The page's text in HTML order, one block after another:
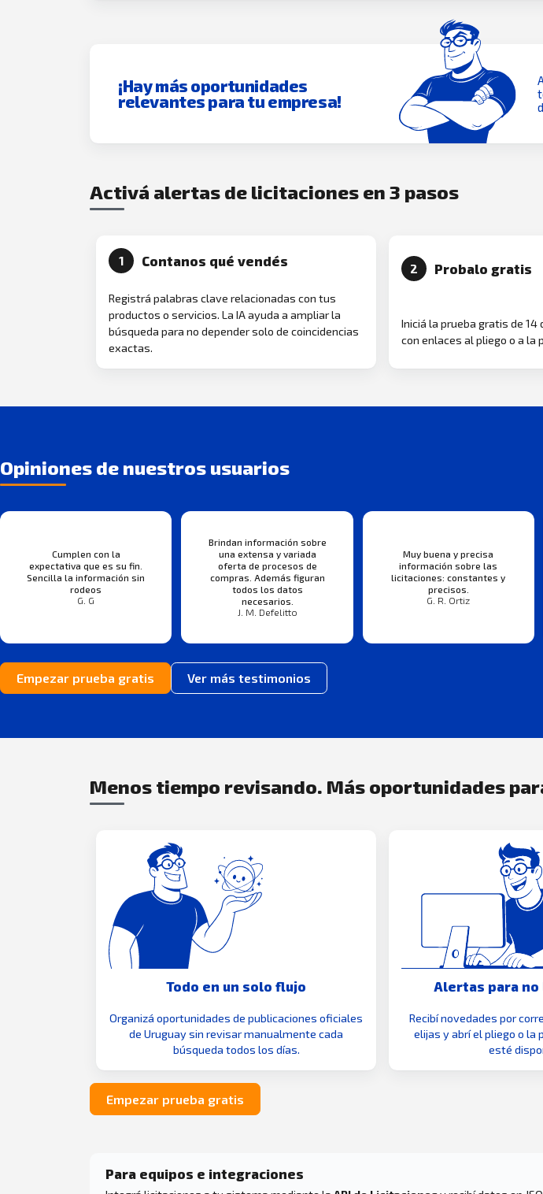
¡Hay más oportunidades
relevantes para tu empresa!
Activá alertas de licitaciones en 3 pasos
1 Contanos qué vendés
Registrá palabras clave relacionadas con tus
productos o servicios. La IA ayuda a ampliar la
búsqueda para no depender solo de coincidencias
exactas.
2 Probalo gratis
Iniciá la prueba gratis de
con enlaces al pliego o a la
Opiniones de nuestros usuarios
Cumplen con la
expectativa que es su fin.
Sencilla la información sin
rodeos
G. G
Brindan información sobre
una extensa y variada
oferta de procesos de
compras. Además figuran
todos los datos
necesarios.
J. M. Defelitto
Muy buena y precisa
información sobre las
licitaciones: constantes y
precisos.
G. R. Ortiz
Empezar prueba gratis Ver más testimonios
Menos tiempo revisando. Más oportunidades
Todo en un solo flujo
Organizá oportunidades de publicaciones oficiales
de Uruguay sin revisar manualmente cada
búsqueda todos los días.
Alertas para
Recibí novedades por
elijas y abrí el pliego o la
esté
Empezar prueba gratis
Para equipos e integraciones